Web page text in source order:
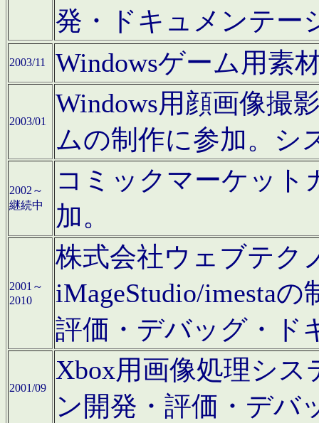
発・ドキュメンテー
2003/11 Windowsゲーム用素
2003/01
Windows用顔画像撮
ムの制作に参加。シ
2002～
継続中
コミックマーケット
加。
2001～
2010
株式会社ウェブテク
iMageStudio/imesta
評価・デバッグ・ド
2001/09
Xbox用画像処理シ
ン開発・評価・デバ